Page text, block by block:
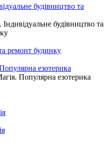
будівництво та
будівництво та
ремонт будинку
езотерика
Популярна езотерика